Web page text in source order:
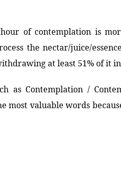
of contemplation is
the nectar/juice/
at least 51% of it
as Contemplation /
most valuable words